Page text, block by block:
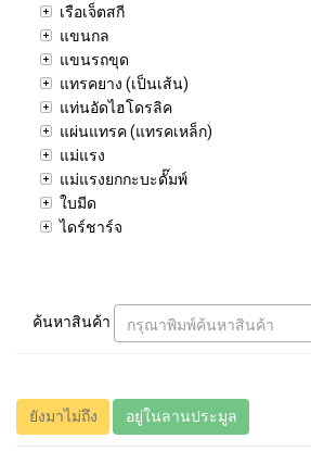
เรือเจ็ตสกี
แขนกล
แขนรถขุด
แทรคยาง (เป็นเส้น)
แท่นอัดไฮโดรลิค
แผ่นแทรค (แทรคเหล็ก)
แม่แรง
แม่แรงยกกะบะดั๊มพ์
ใบมีด
ไดร์ชาร์จ
ค้นหาสินค้า กรุณาพิมพ์ค้นหาสินค้า
ยังมาไม่ถึง อยู่ในลานประมูล